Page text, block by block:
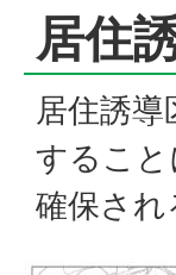
居住
居住誘
するこ
確保さ